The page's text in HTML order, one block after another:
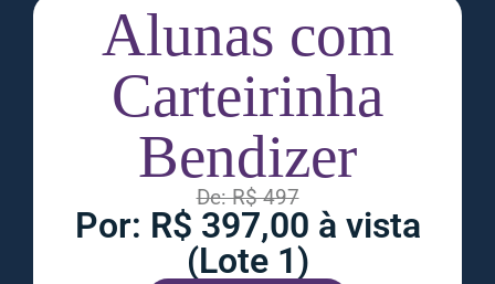
Alunas com
Carteirinha
Bendizer
De: R$ 497
Por: R$ 397,00 à vista
(Lote 1)